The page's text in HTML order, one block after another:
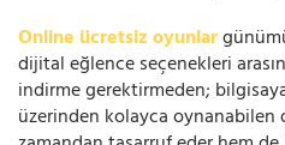
Online ücretsiz oyunlar
dijital eğlence seçenekleri
indirme gerektirmeden;
üzerinden kolayca oynanabilen